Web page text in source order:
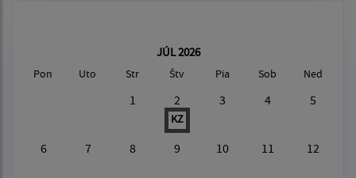
JÚL 2026
Pon Uto Str Štv Pia Sob Ned
1 2
KZ
3 4 5
6 7 8 9 10 11 12